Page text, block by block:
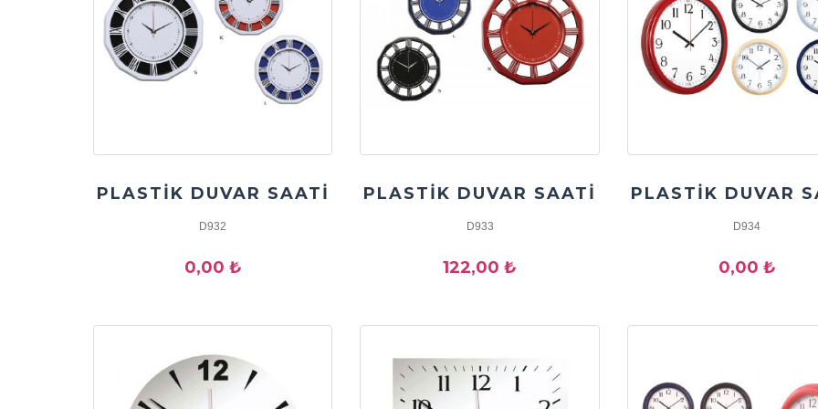
PLASTİK DUVAR SAATİ
D932
0,00 ₺
PLASTİK DUVAR SAATİ
D933
122,00 ₺
PLASTİK DUVAR
D934
0,00 ₺